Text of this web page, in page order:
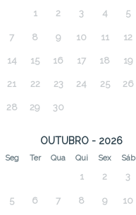
1 2 3 4 5
7 8 9 10 11 12
14 15 16 17 18 19
21 22 23 24 25 26
28 29 30
OUTUBRO - 2026
Seg Ter Qua Qui Sex Sáb
1 2 3
5 6 7 8 9 10